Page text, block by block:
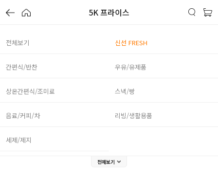
5K 프라이스
전체보기 신선 FRESH
간편식/반찬 우유/유제품
상온간편식/조미료 스낵/빵
음료/커피/차 리빙/생활용품
세제/제지
전체보기